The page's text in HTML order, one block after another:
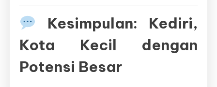
Kesimpulan: Kediri,
Kota Kecil dengan
Potensi Besar